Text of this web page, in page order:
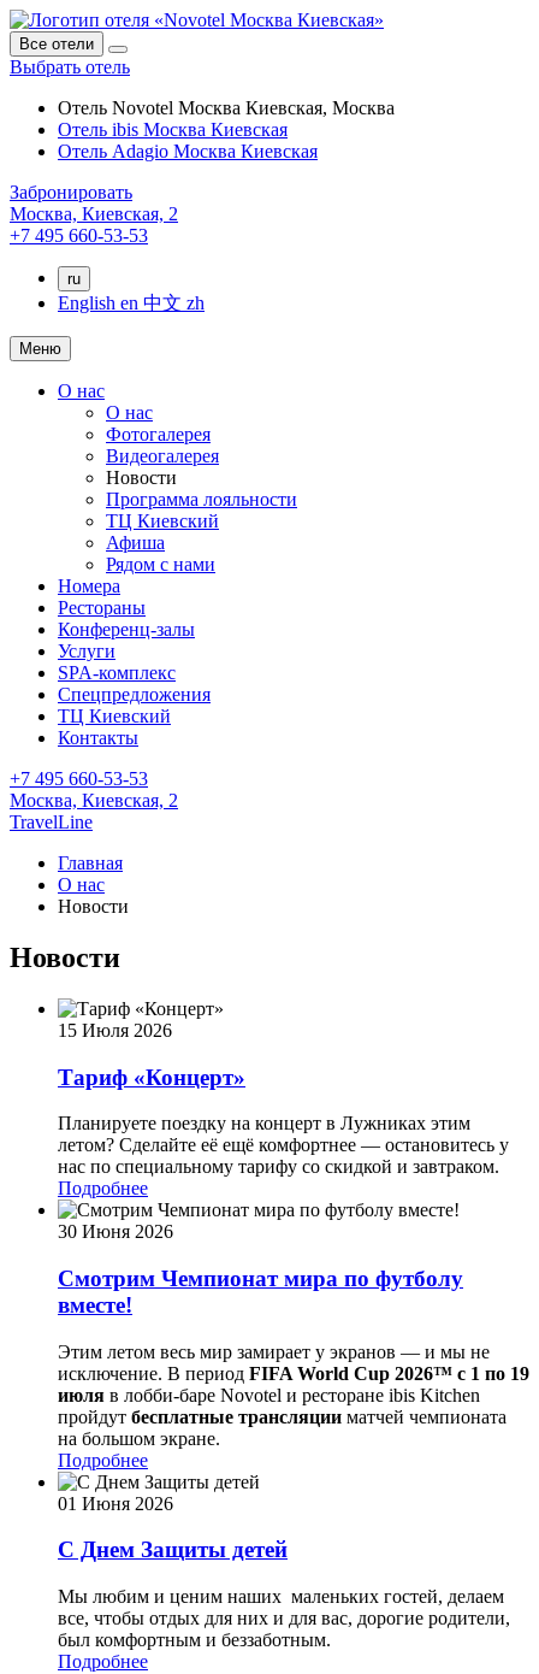
Все отели
Выбрать отель
Отель Novotel Москва Киевская, Москва
Отель ibis Москва Киевская
Отель Adagio Москва Киевская
Забронировать
Москва, Киевская, 2
+7 495 660-53-53
ru
English en 中文 zh
Меню
О нас
О нас
Фотогалерея
Видеогалерея
Новости
Программа лояльности
ТЦ Киевский
Афиша
Рядом с нами
Номера
Рестораны
Конференц-залы
Услуги
SPA-комплекс
Спецпредложения
ТЦ Киевский
Контакты
+7 495 660-53-53
Москва, Киевская, 2
TravelLine
Главная
О нас
Новости
Новости
15 Июля 2026
Тариф «Концерт»
Планируете поездку на концерт в Лужниках этим
летом? Сделайте её ещё комфортнее — остановитесь у
нас по специальному тарифу со скидкой и завтраком.
Подробнее
30 Июня 2026
Смотрим Чемпионат мира по футболу
вместе!
Этим летом весь мир замирает у экранов — и мы не
исключение. В период FIFA World Cup 2026™ с 1 по 19
июля в лобби-баре Novotel и ресторане ibis Kitchen
пройдут бесплатные трансляции матчей чемпионата
на большом экране.
Подробнее
01 Июня 2026
С Днем Защиты детей
Мы любим и ценим наших маленьких гостей, делаем
все, чтобы отдых для них и для вас, дорогие родители,
был комфортным и беззаботным.
Подробнее